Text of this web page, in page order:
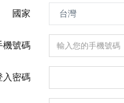
國家
機號碼
入密碼